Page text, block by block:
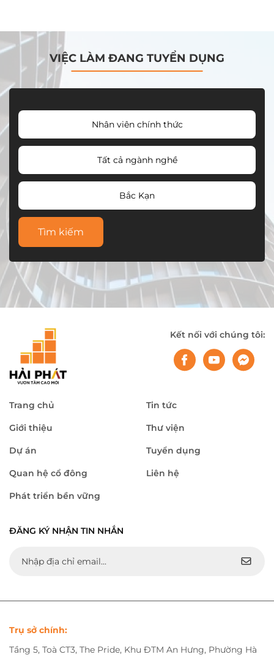
VIỆC LÀM ĐANG TUYỂN DỤNG
Nhân viên chính thức
Tất cả ngành nghề
Bắc Kạn
Tìm kiếm
Kết nối với chúng tôi:
Trang chủ
Giới thiệu
Dự án
Quan hệ cổ đông
Phát triển bền vững
Tin tức
Thư viện
Tuyển dụng
Liên hệ
ĐĂNG KÝ NHẬN TIN NHẮN
Trụ sở chính:
Tầng 5, Toà CT3, The Pride, Khu ĐTM An Hưng, Phường Hà